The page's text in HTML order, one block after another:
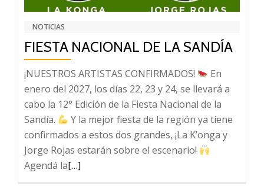
NOTICIAS
FIESTA NACIONAL DE LA SANDÍA
¡NUESTROS ARTISTAS CONFIRMADOS!
En
enero del 2027, los días 22, 23 y 24, se llevará a
cabo la 12° Edición de la Fiesta Nacional de la
Sandía.
Y la mejor fiesta de la región ya tiene
confirmados a estos dos grandes, ¡La K’onga y
Jorge Rojas estarán sobre el escenario!
Agendá laLeer
[…]